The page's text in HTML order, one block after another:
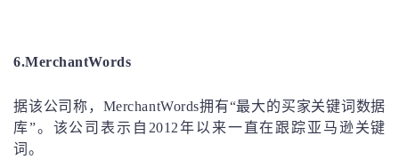
6.MerchantWords
据该公司称，MerchantWords拥有“最大的买家关键词数据
库”。该公司表示自2012年以来一直在跟踪亚马逊关键
词。